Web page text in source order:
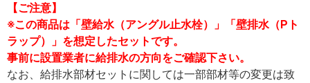
【ご注意】
※この商品は「壁給水（アングル止水栓）」「壁排水（Pト
ラップ）」を想定したセットです。
事前に設置業者に給排水の方向をご確認下さい。
なお、給排水部材セットに関しては一部部材等の変更は致